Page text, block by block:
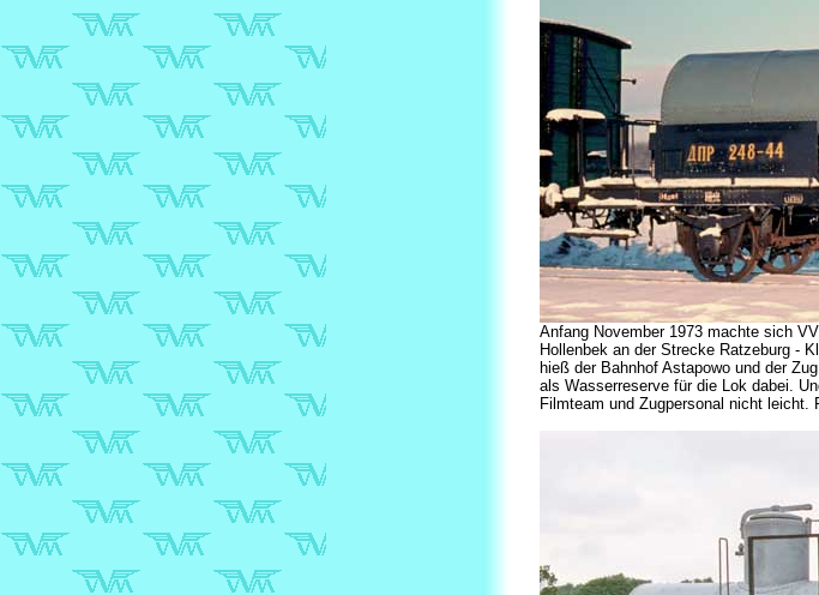
Anfang November 1973 machte sich
Hollenbek an der Strecke Ratzeburg -
hieß der Bahnhof Astapowo und der
als Wasserreserve für die Lok dabei.
Filmteam und Zugpersonal nicht leicht.